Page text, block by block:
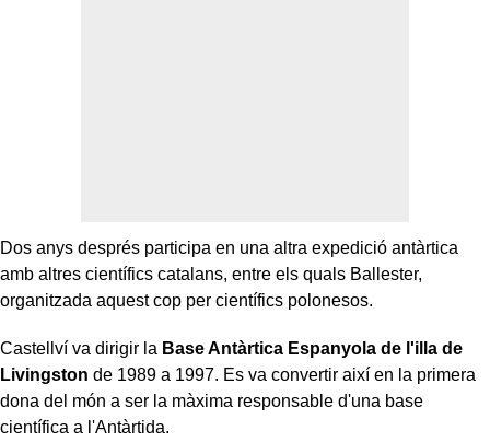
Dos anys després participa en una altra expedició antàrtica
amb altres científics catalans, entre els quals Ballester,
organitzada aquest cop per científics polonesos.
Castellví va dirigir la Base Antàrtica Espanyola de l'illa de
Livingston de 1989 a 1997. Es va convertir així en la primera
dona del món a ser la màxima responsable d'una base
científica a l'Antàrtida.